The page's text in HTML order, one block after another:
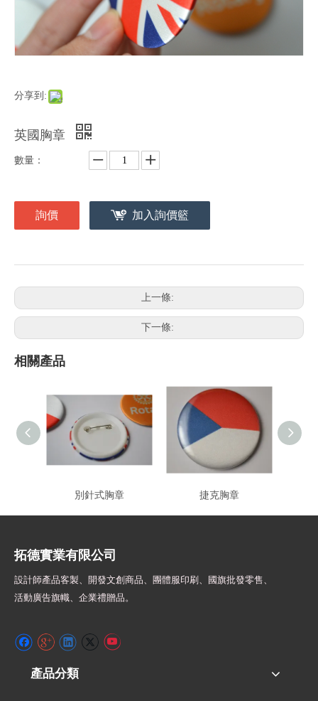
分享到:
英國胸章
數量：
詢價 加入詢價籃
上一條:
下一條:
相關產品
別針式胸章 捷克胸章
拓德實業有限公司
設計師產品客製、開發文創商品、團體服印刷、
國旗批發零售、
活動廣告旗幟、 企業禮贈品。
產品分類